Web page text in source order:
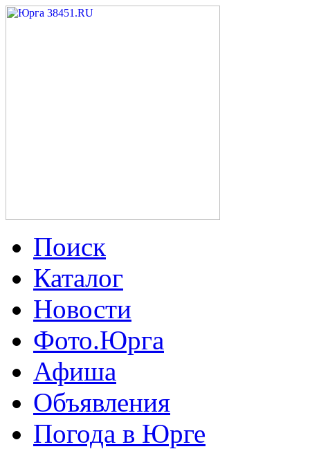
Поиск
Каталог
Новости
Фото.Юрга
Афиша
Объявления
Погода в Юрге